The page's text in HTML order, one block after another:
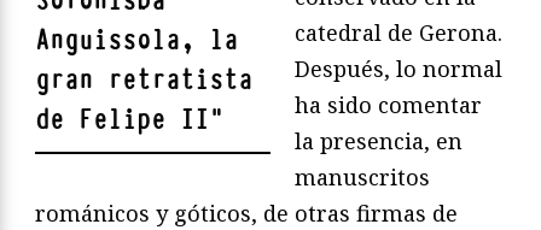
Anguissola, la
gran retratista
de Felipe II"
catedral de Gerona.
Después, lo normal
ha sido comentar
la presencia, en
manuscritos
románicos y góticos, de otras firmas de